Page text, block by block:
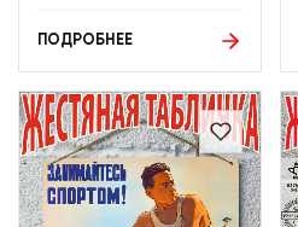
ПОДРОБНЕЕ